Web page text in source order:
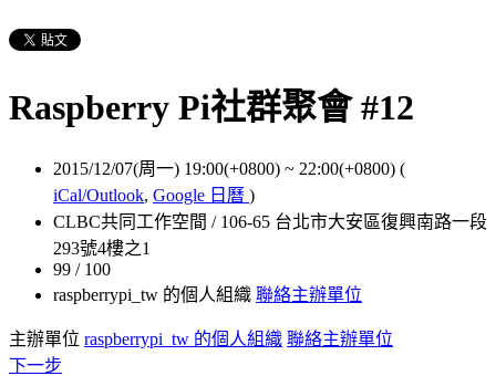
Raspberry Pi社群聚會 #12
2015/12/07(周一) 19:00(+0800) ~ 22:00(+0800) (
iCal/Outlook, Google 日曆 )
CLBC共同工作空間 / 106-65 台北市大安區復興南路一段
293號4樓之1
99 / 100
raspberrypi_tw 的個人組織 聯絡主辦單位
主辦單位 raspberrypi_tw 的個人組織 聯絡主辦單位
下一步